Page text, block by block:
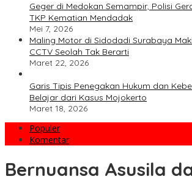
Geger di Medokan Semampir, Polisi
TKP Kematian Mendadak
Mei 7, 2026
Maling Motor di Sidodadi Surabaya
CCTV Seolah Tak Berarti
Maret 22, 2026
Garis Tipis Penegakan Hukum dan
Belajar dari Kasus Mojokerto
Maret 18, 2026
Populer
Komentar
Bernuansa Asusila